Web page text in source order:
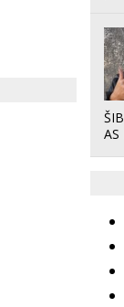
što